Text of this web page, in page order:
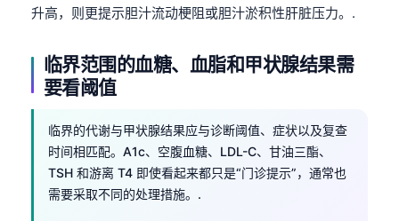
升高，则更提示胆汁流动梗阻或胆汁淤积性肝脏压力。.
临界范围的血糖、血脂和甲状腺结果需
要看阈值
临界的代谢与甲状腺结果应与诊断阈值、症状以及复查
时间相匹配。A1c、空腹血糖、LDL-C、甘油三酯、
TSH 和游离 T4 即使看起来都只是“门诊提示”，通常也
需要采取不同的处理措施。.
ဗမာစာ
ភាសាខ្មែរ
Kiswahili
አማርኛ
Українська
Català